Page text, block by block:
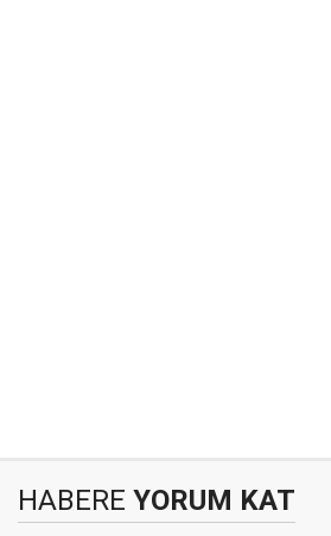
HABERE YORUM KAT